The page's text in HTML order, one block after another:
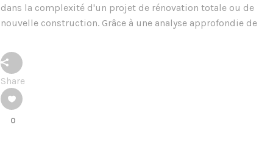
dans la complexité d'un projet de rénovation totale ou de
nouvelle construction. Grâce à une analyse approfondie de
Share
0